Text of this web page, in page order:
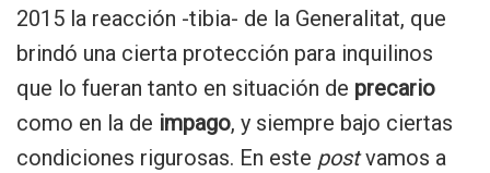
2015 la reacción -tibia- de la Generalitat, que
brindó una cierta protección para inquilinos
que lo fueran tanto en situación de precario
como en la de impago, y siempre bajo ciertas
condiciones rigurosas. En este postvamos a